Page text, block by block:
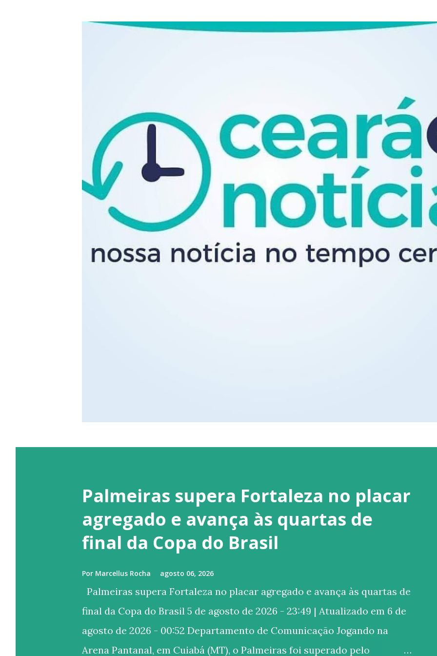
Palmeiras supera Fortaleza no placar
agregado e avança às quartas de
final da Copa do Brasil
Por Marcellus Rocha agosto 06, 2026
Palmeiras supera Fortaleza no placar agregado e avança às quartas de
final da Copa do Brasil 5 de agosto de 2026 - 23:49 | Atualizado em 6 de
agosto de 2026 - 00:52 Departamento de Comunicação Jogando na
Arena Pantanal, em Cuiabá (MT), o Palmeiras foi superado pelo